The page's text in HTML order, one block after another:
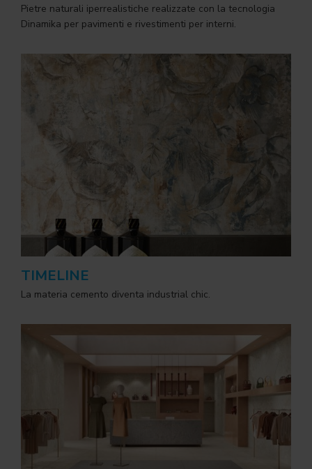
Pietre naturali iperrealistiche realizzate con la tecnologia
Dinamika per pavimenti e rivestimenti per interni.
TIMELINE
La materia cemento diventa industrial chic.